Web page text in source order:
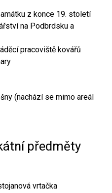
z konce 19. století
na Podbrdsku a
pracoviště kovářů
(nachází se mimo areál
předměty
vrtačka